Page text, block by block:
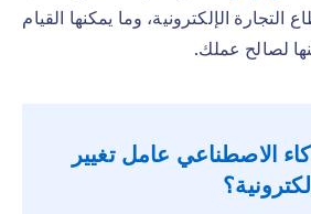
الإلكترونية، وما يمكنها القيام
لصالح عملك.
الاصطناعي عامل تغيير